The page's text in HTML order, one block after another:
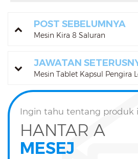
POST SEBELUMNYA
Mesin Kira 8 Saluran
JAWATAN
Mesin Tablet Kapsul Pengira
Ingin tahu tentang produk
HANTAR A
MESEJ